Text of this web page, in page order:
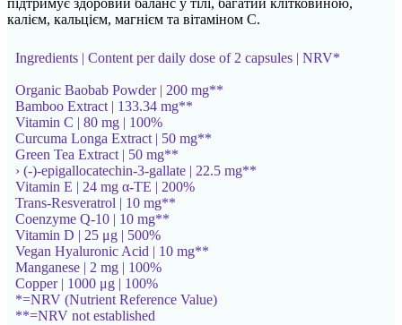
підтримує здоровий баланс у тілі, багатий клітковиною,
калієм, кальцієм, магнієм та вітаміном С.
Ingredients | Content per daily dose of 2 capsules | NRV*
Organic Baobab Powder | 200 mg**
Bamboo Extract | 133.34 mg**
Vitamin C | 80 mg | 100%
Curcuma Longa Extract | 50 mg**
Green Tea Extract | 50 mg**
› (-)-epigallocatechin-3-gallate | 22.5 mg**
Vitamin E | 24 mg α-TE | 200%
Trans-Resveratrol | 10 mg**
Coenzyme Q-10 | 10 mg**
Vitamin D | 25 μg | 500%
Vegan Hyaluronic Acid | 10 mg**
Manganese | 2 mg | 100%
Copper | 1000 μg | 100%
*=NRV (Nutrient Reference Value)
**=NRV not established